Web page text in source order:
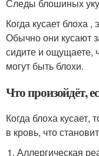
Следы блошиных
Когда кусает блоха ,
Обычно они кусают
сидите и ощущаете,
могут быть блохи.
Что произойдёт,
Когда блоха
в кровь, что
Аллергическая